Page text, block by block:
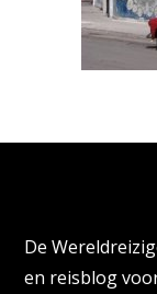
De
en reisblog